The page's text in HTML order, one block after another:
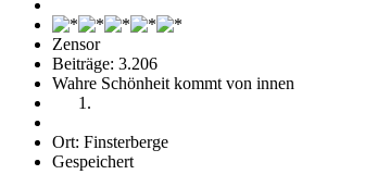
Zensor
Beiträge: 3.206
Wahre Schönheit kommt von innen
Ort: Finsterberge
Gespeichert